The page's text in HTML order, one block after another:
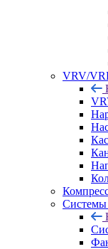
VRV/
Системы